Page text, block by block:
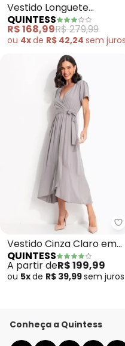
Vestido Longuete
Alfaiataria Rosa
Estampado com Manga
QUINTESS
R$ 168,99R$ 279,99
ou 4xde R$ 42,24 sem juros
Vestido Cinza Claro em
Tecido Fluido
QUINTESS
A partir deR$ 199,99
ou 5xde R$ 39,99sem juros
Conheça a Quintess